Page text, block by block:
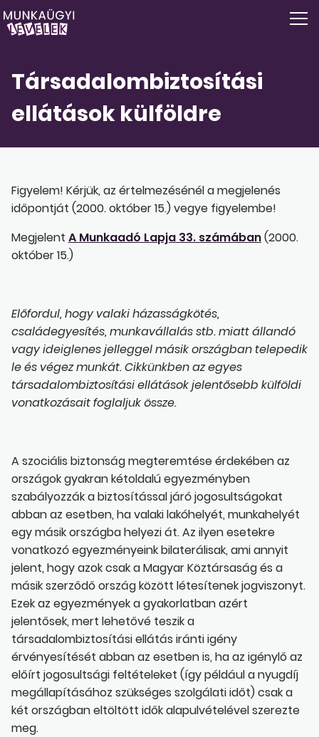
Társadalombiztosítási
ellátások külföldre
Figyelem! Kérjük, az értelmezésénél a megjelenés
időpontját (2000. október 15.) vegye figyelembe!
Megjelent A Munkaadó Lapja 33. számában(2000.
október 15.)
Előfordul, hogy valaki házasságkötés,
családegyesítés, munkavállalás stb. miatt állandó
vagy ideiglenes jelleggel másik országban telepedik
le és végez munkát. Cikkünkben az egyes
társadalombiztosítási ellátások jelentősebb külföldi
vonatkozásait foglaljuk össze.
A szociális biztonság megteremtése érdekében az
országok gyakran kétoldalú egyezményben
szabályozzák a biztosítással járó jogosultságokat
abban az esetben, ha valaki lakóhelyét, munkahelyét
egy másik országba helyezi át. Az ilyen esetekre
vonatkozó egyezményeink bilaterálisak, ami annyit
jelent, hogy azok csak a Magyar Köztársaság és a
másik szerződő ország között létesítenek jogviszonyt.
Ezek az egyezmények a gyakorlatban azért
jelentősek, mert lehetővé teszik a
társadalombiztosítási ellátás iránti igény
érvényesítését abban az esetben is, ha az igénylő az
előírt jogosultsági feltételeket (így például a nyugdíj
megállapításához szükséges szolgálati időt) csak a
két országban eltöltött idők alapulvételével szerezte
meg.